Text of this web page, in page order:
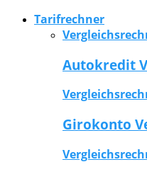
Tarifrechner
Autokredit
Girokonto